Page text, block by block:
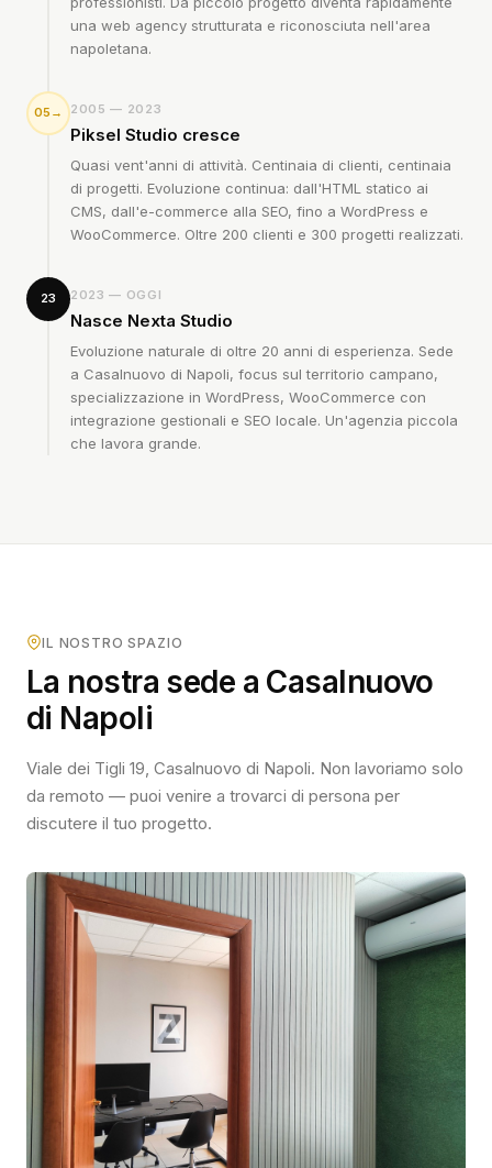
una web agency strutturata e riconosciuta nell'area
napoletana.
05→ 2005 — 2023
Piksel Studio cresce
Quasi vent'anni di attività. Centinaia di clienti, centinaia
di progetti. Evoluzione continua: dall'HTML statico ai
CMS, dall'e-commerce alla SEO, fino a WordPress e
WooCommerce. Oltre 200 clienti e 300 progetti realizzati.
23 2023 — OGGI
Nasce Nexta Studio
Evoluzione naturale di oltre 20 anni di esperienza. Sede
a Casalnuovo di Napoli, focus sul territorio campano,
specializzazione in WordPress, WooCommerce con
integrazione gestionali e SEO locale. Un'agenzia piccola
che lavora grande.
IL NOSTRO SPAZIO
La nostra sede a Casalnuovo
di Napoli
Viale dei Tigli 19, Casalnuovo di Napoli. Non lavoriamo solo
da remoto — puoi venire a trovarci di persona per
discutere il tuo progetto.